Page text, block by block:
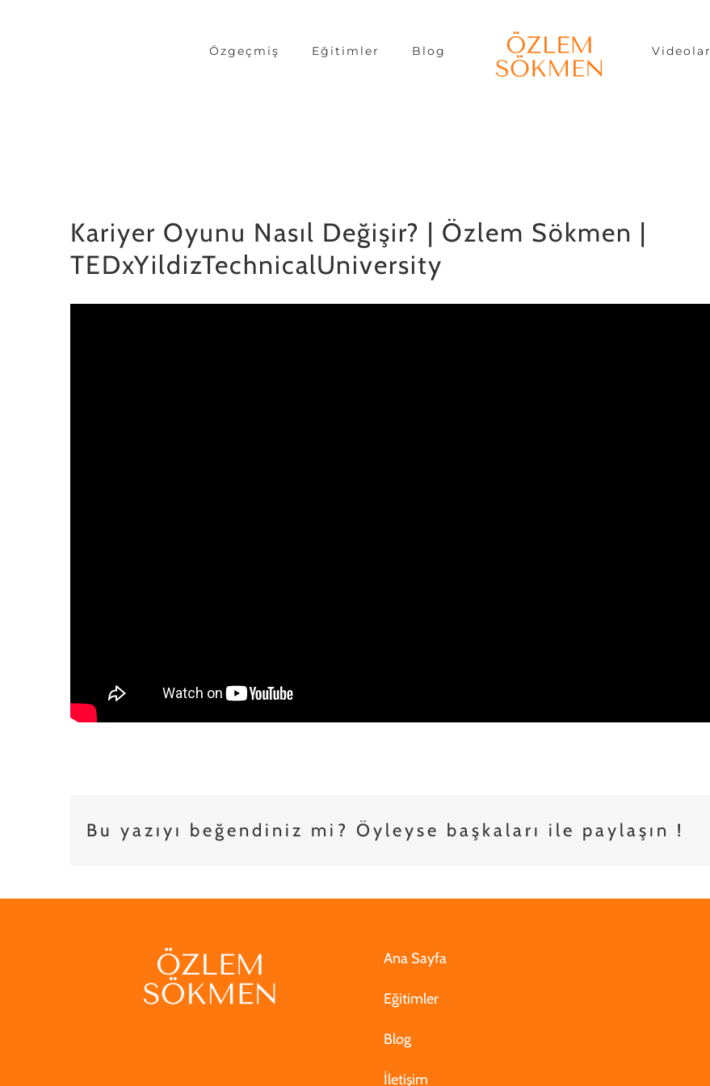
Özgeçmiş Eğitimler Blog Videolar
Kariyer Oyunu Nasıl Değişir? | Özlem Sökmen |
TEDxYildizTechnicalUniversity
Bu yazıyı beğendiniz mi? Öyleyse başkaları ile paylaşın !
Ana Sayfa
Eğitimler
Blog
İletişim